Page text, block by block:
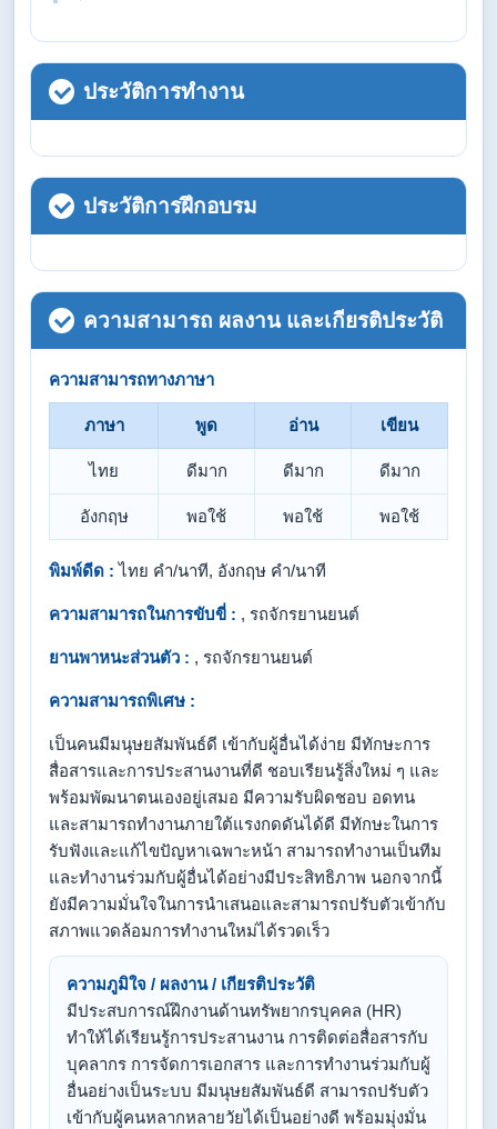
ประวัติการทำงาน
ประวัติการฝึกอบรม
ความสามารถ ผลงาน และเกียรติประวัติ
ความสามารถทางภาษา
ภาษา พูด อ่าน เขียน
ไทย ดีมาก ดีมาก ดีมาก
อังกฤษ พอใช้ พอใช้ พอใช้
พิมพ์ดีด : ไทย คำ/นาที, อังกฤษ คำ/นาที
ความสามารถในการขับขี่ : , รถจักรยานยนต์
ยานพาหนะส่วนตัว : , รถจักรยานยนต์
ความสามารถพิเศษ :
เป็นคนมีมนุษยสัมพันธ์ดี เข้ากับผู้อื่นได้ง่าย มีทักษะการ
สื่อสารและการประสานงานที่ดี ชอบเรียนรู้สิ่งใหม่ ๆ และ
พร้อมพัฒนาตนเองอยู่เสมอ มีความรับผิดชอบ อดทน
และสามารถทำงานภายใต้แรงกดดันได้ดี มีทักษะในการ
รับฟังและแก้ไขปัญหาเฉพาะหน้า สามารถทำงานเป็นทีม
และทำงานร่วมกับผู้อื่นได้อย่างมีประสิทธิภาพ นอกจากนี้
ยังมีความมั่นใจในการนำเสนอและสามารถปรับตัวเข้ากับ
สภาพแวดล้อมการทำงานใหม่ได้รวดเร็ว
ความภูมิใจ / ผลงาน / เกียรติประวัติ
มีประสบการณ์ฝึกงานด้านทรัพยากรบุคคล (HR)
ทำให้ได้เรียนรู้การประสานงาน การติดต่อสื่อสารกับ
บุคลากร การจัดการเอกสาร และการทำงานร่วมกับผู้
อื่นอย่างเป็นระบบ มีมนุษยสัมพันธ์ดี สามารถปรับตัว
เข้ากับผู้คนหลากหลายวัยได้เป็นอย่างดี พร้อมมุ่งมั่น